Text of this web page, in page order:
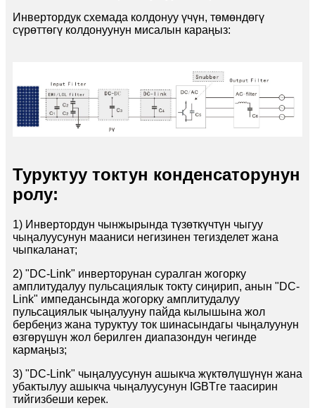
Инвертордук схемада колдонуу үчүн, төмөндөгү
сүрөттөгү колдонуунун мисалын караңыз:
Туруктуу токтун конденсаторунун
ролу:
1) Инвертордун чынжырында түзөткүчтүн чыгуу
чыңалуусунун мааниси негизинен тегизделет жана
чыпкаланат;
2) "DC-Link" инверторунан суралган жогорку
амплитудалуу пульсациялык токту сиңирип, анын "DC-
Link" импедансында жогорку амплитудалуу
пульсациялык чыңалууну пайда кылышына жол
бербеңиз жана туруктуу ток шинасындагы чыңалуунун
өзгөрүшүн жол берилген диапазондун чегинде
кармаңыз;
3) "DC-Link" чыңалуусунун ашыкча жүктөлүшүнүн жана
убактылуу ашыкча чыңалуусунун IGBTге таасирин
тийгизбеши керек.